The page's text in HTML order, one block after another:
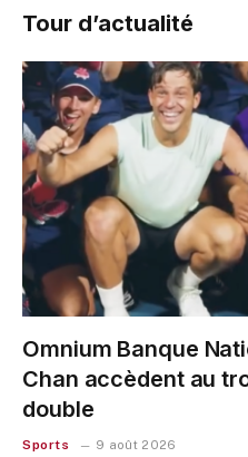
Tour d’actualité
Omnium Banque
Chan accèdent au
double
Sports 9 août 2026